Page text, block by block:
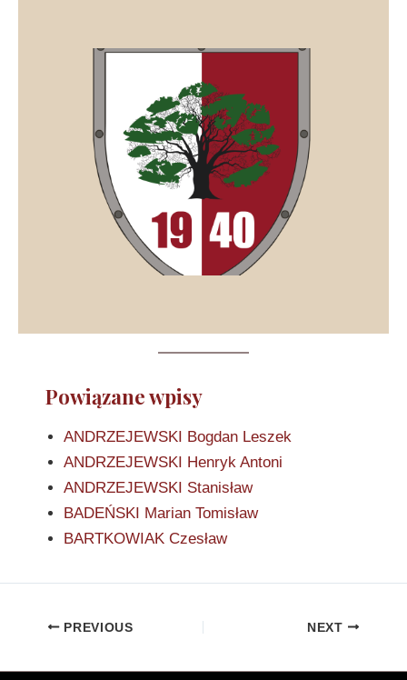
Powiązane wpisy
ANDRZEJEWSKI Bogdan Leszek
ANDRZEJEWSKI Henryk Antoni
ANDRZEJEWSKI Stanisław
BADEŃSKI Marian Tomisław
BARTKOWIAK Czesław
PREVIOUS NEXT